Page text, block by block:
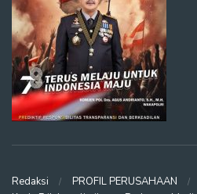
Redaksi PROFIL PERUSAHAAN